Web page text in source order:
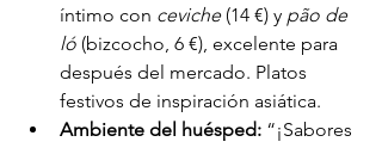
íntimo con ceviche (14 €) y pão de
ló (bizcocho, 6 €), excelente para
después del mercado. Platos
festivos de inspiración asiática.
Ambiente del huésped: “¡Sabores